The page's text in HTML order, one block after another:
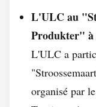
L'ULC au
Produkter" à
L'ULC a
organisé par